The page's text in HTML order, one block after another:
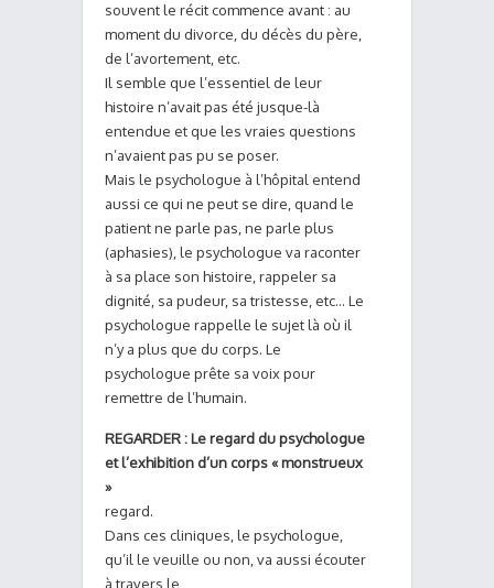
souvent le récit commence avant : au
moment du divorce, du décès du père,
de l’avortement, etc.
Il semble que l’essentiel de leur
histoire n’avait pas été jusque-là
entendue et que les vraies questions
n’avaient pas pu se poser.
Mais le psychologue à l’hôpital entend
aussi ce qui ne peut se dire, quand le
patient ne parle pas, ne parle plus
(aphasies), le psychologue va raconter
à sa place son histoire, rappeler sa
dignité, sa pudeur, sa tristesse, etc… Le
psychologue rappelle le sujet là où il
n’y a plus que du corps. Le
psychologue prête sa voix pour
remettre de l’humain.
REGARDER : Le regard du psychologue
et l’exhibition d’un corps « monstrueux
»
regard.
Dans ces cliniques, le psychologue,
qu’il le veuille ou non, va aussi écouter
à travers le